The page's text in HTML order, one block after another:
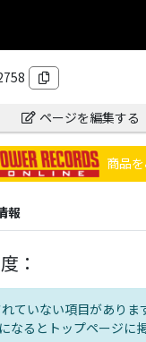
ページを編集する
商品
報
：
ていない項目がありま
なるとトップページに